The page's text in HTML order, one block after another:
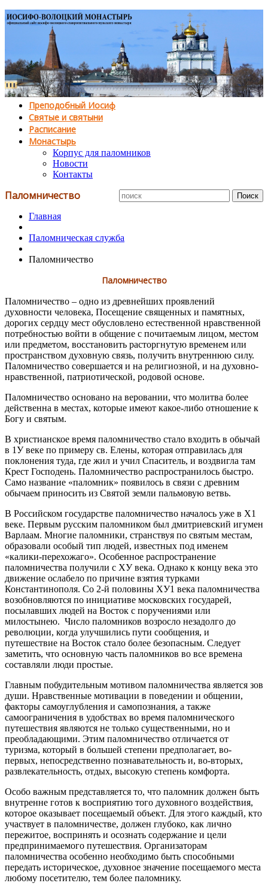
Преподобный Иосиф
Святые и святыни
Расписание
Монастырь
Корпус для паломников
Новости
Контакты
Паломничество
Главная
Паломническая служба
Паломничество
Паломничество
Паломничество – одно из древнейших проявлений
духовности человека, Посещение священных и памятных,
дорогих сердцу мест обусловлено естественной нравственной
потребностью войти в общение с почитаемым лицом, местом
или предметом, восстановить расторгнутую временем или
пространством духовную связь, получить внутреннюю силу.
Паломничество совершается и на религиозной, и на духовно-
нравственной, патриотической, родовой основе.
Паломничество основано на веровании, что молитва более
действенна в местах, которые имеют какое-либо отношение к
Богу и святым.
В христианское время паломничество стало входить в обычай
в 1У веке по примеру св. Елены, которая отправилась для
поклонения туда, где жил и учил Спаситель, и воздвигла там
Крест Господень. Паломничество распространилось быстро.
Само название «паломник» появилось в связи с древним
обычаем приносить из Святой земли пальмовую ветвь.
В Российском государстве паломничество началось уже в Х1
веке. Первым русским паломником был дмитриевский игумен
Варлаам. Многие паломники, странствуя по святым местам,
образовали особый тип людей, известных под именем
«калики-перехожаго». Особенное распространение
паломничества получили с ХУ века. Однако к концу века это
движение ослабело по причине взятия турками
Константинополя. Со 2-й половины ХУ1 века паломничества
возобновляются по инициативе московских государей,
посылавших людей на Восток с поручениями или
милостынею. Число паломников возросло незадолго до
революции, когда улучшились пути сообщения, и
путешествие на Восток стало более безопасным. Следует
заметить, что основную часть паломников во все времена
составляли люди простые.
Главным побудительным мотивом паломничества является зов
души. Нравственные мотивации в поведении и общении,
факторы самоуглубления и самопознания, а также
самоограничения в удобствах во время паломнического
путешествия являются не только существенными, но и
преобладающими. Этим паломничество отличается от
туризма, который в большей степени предполагает, во-
первых, непосредственно познавательность и, во-вторых,
развлекательность, отдых, высокую степень комфорта.
Особо важным представляется то, что паломник должен быть
внутренне готов к восприятию того духовного воздействия,
которое оказывает посещаемый объект. Для этого каждый, кто
участвует в паломничестве, должен глубоко, как лично
пережитое, воспринять и осознать содержание и цели
предпринимаемого путешествия. Организаторам
паломничества особенно необходимо быть способными
передать историческое, духовное значение посещаемого места
любому посетителю, тем более паломнику.